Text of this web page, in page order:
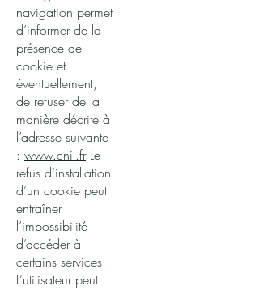
navigation permet
d’informer de la
présence de
cookie et
éventuellement,
de refuser de la
manière décrite à
l’adresse suivante
: www.cnil.frLe
refus d’installation
d’un cookie peut
entraîner
l’impossibilité
d’accéder à
certains services.
L’utilisateur peut